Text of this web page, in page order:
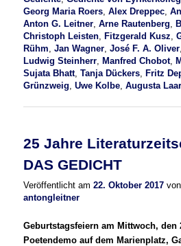
Georg Maria Roers,Alex Dreppec,
Anton G. Leitner,Arne Rautenberg,
Christoph Leisten, Fitzgerald Kusz,
Rühm,Jan Wagner,José F. A. Oliver
Ludwig Steinherr, Manfred Chobot,
Sujata Bhatt,Tanja Dückers, Fritz
Grünzweig,Uwe Kolbe,Augusta Laar
25 Jahre
DAS GEDICHT
Veröffentlicht am22. Oktober 2017 von
antongleitner
Geburtstagsfeiern am Mittwoch, den
Poetendemo auf dem Marienplatz,